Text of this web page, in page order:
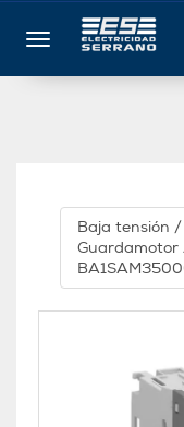
Toggle navigation
Baja tensión /
Guardamotor